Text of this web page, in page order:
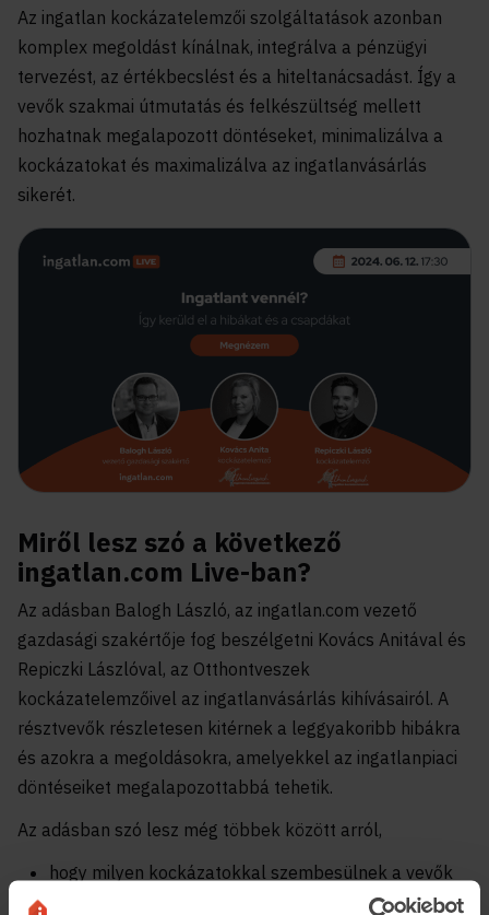
Az ingatlan kockázatelemzői szolgáltatások azonban
komplex megoldást kínálnak, integrálva a pénzügyi
tervezést, az értékbecslést és a hiteltanácsadást. Így a
vevők szakmai útmutatás és felkészültség mellett
hozhatnak megalapozott döntéseket, minimalizálva a
kockázatokat és maximalizálva az ingatlanvásárlás
sikerét.
Miről lesz szó a következő
ingatlan.com Live-ban?
Az adásban Balogh László, az ingatlan.com vezető
gazdasági szakértője fog beszélgetni Kovács Anitával és
Repiczki Lászlóval, az Otthontveszek
kockázatelemzőivel az ingatlanvásárlás kihívásairól. A
résztvevők részletesen kitérnek a leggyakoribb hibákra
és azokra a megoldásokra, amelyekkel az ingatlanpiaci
döntéseiket megalapozottabbá tehetik.
Az adásban szó lesz még többek között arról,
hogy milyen kockázatokkal szembesülnek a vevők